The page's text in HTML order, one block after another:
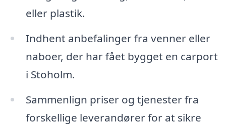
eller plastik.
Indhent anbefalinger fra venner eller
naboer, der har fået bygget en carport
i Stoholm.
Sammenlign priser og tjenester fra
forskellige leverandører for at sikre